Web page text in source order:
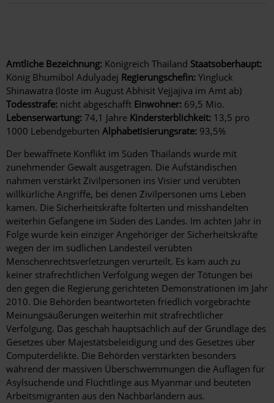
Amtliche Bezeichnung: Königreich Thailand Staatsoberhaupt:
König Bhumibol Adulyadej Regierungschefin: Yingluck
Shinawatra (löste im August Abhisit Vejjajiva im Amt ab)
Todesstrafe: nicht abgeschafft Einwohner: 69,5 Mio.
Lebenserwartung: 74,1 Jahre Kindersterblichkeit: 13,5 pro
1000 Lebendgeburten Alphabetisierungsrate: 93,5%
Der bewaffnete Konflikt im Süden Thailands wurde mit
zunehmender Gewalt ausgetragen. Die Aufständischen
nahmen verstärkt Zivilpersonen ins Visier und verübten
willkürliche Angriffe, bei denen Zivilpersonen ums Leben
kamen. Die Sicherheitskräfte folterten und misshandelten
weiterhin Gefangene im Süden des Landes. Im achten Jahr in
Folge wurde kein einziger Angehöriger der Sicherheitskräfte
wegen der im südlichen Landesteil verübten
Menschenrechtsverletzungen verurteilt. Es kam auch zu
keiner strafrechtlichen Verfolgung wegen der Tötungen bei
den gegen die Regierung gerichteten Demonstrationen im Jahr
2010. Die Behörden beantworteten friedlich vorgebrachte
Meinungsäußerungen weiterhin mit strafrechtlicher
Verfolgung. Das geschah hauptsächlich auf der Grundlage des
Gesetzes über Majestätsbeleidigung und des Gesetzes über
Computerdelikte. Die Behörden verstärkten besonders
während der massiven Überschwemmungen die Auflagen für
Asylsuchende und Flüchtlinge aus Myanmar und beuteten
Arbeitsmigranten aus den Nachbarländern aus.